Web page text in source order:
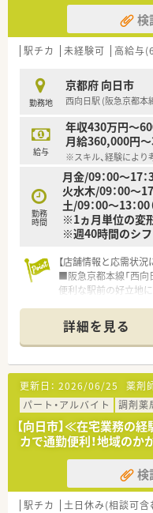
【職場環境と雰囲気】
■駅からのアクセスが
りの買い物にも便利
すい関係性が築かれて
■事務員によるサポ
集中できる環境があり
【想定されるキャリア
■認定薬剤師取得の
ルアップすることが可
■管理薬剤師や薬局
へのキャリアパスも
■年1回の面談を通じ
目標を明確にするこ
検
駅チカ 未経験可 高給与
勤務地
京都府 向日市
西向日駅 (阪急京都本
給与
年収430万円～
月給360,000円
※スキル、経験により
勤務
時間
月金/09：00～17：
火水木/09：00～17
土/09：00～13：00
※1ヵ月単位の変
※週40時間のシ
【店舗情報と応需状況
■阪急京都本線「西向
便利な駅前の好立地
～20枚程度です
■薬剤師は4名体制で
を中心に担当してい
【想定される業務内容】
■居宅を中心とした在
患者様宅や施設を訪問
■ALS、末期患者様の
の調剤・管理など高
■在宅患者様の調剤が
粉砕調剤となるため
【こんな取り組みをし
■店舗ごとのメーカー
詳細を見る
更新日： 2026/06/25 薬剤
パート・アルバイト
調剤薬
【向日市】≪在宅業務の
カで通勤便利！地域のか
検
駅チカ 土日休み(相談可含